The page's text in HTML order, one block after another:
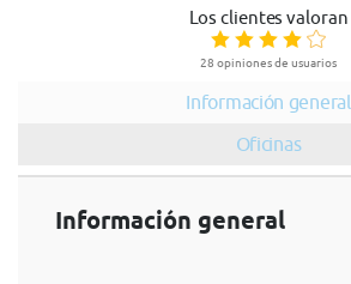
Los clientes valoran
28 opiniones de usuarios
Información general
Oficinas
Información general